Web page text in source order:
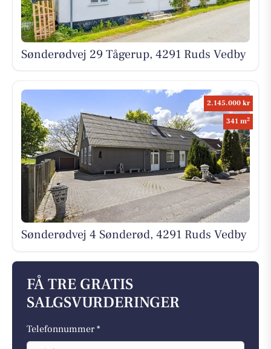
Sønderødvej 29 Tågerup, 4291 Ruds Vedby
2.145.000 kr
341 m2
Sønderødvej 4 Sønderød, 4291 Ruds Vedby
FÅ TRE GRATIS
SALGSVURDERINGER
Telefonnummer *